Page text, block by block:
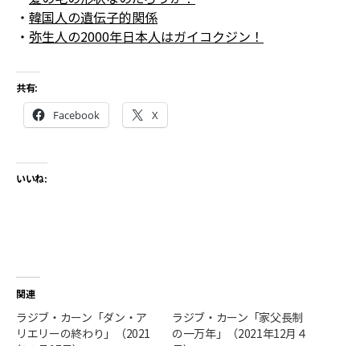
・ 韓国人の遺伝子的関係
・ 弥生人の2000年――日本人はガイコクジン！
共有:
Facebook X
いいね:
関連
ラジブ・カーン「ダン・ア
リエリーの終わり」（2021
ラジブ・カーン「家父長制
の一万年」（2021年12月４